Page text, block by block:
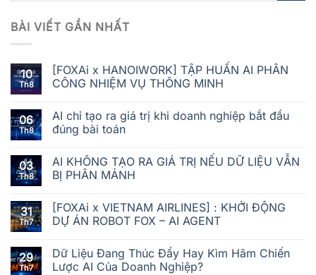
BÀI VIẾT GẦN NHẤT
10
Th8
[FOXAi x HANOIWORK] TẬP HUẤN AI PHÂN
CÔNG NHIỆM VỤ THÔNG MINH
06
Th8
AI chỉ tạo ra giá trị khi doanh nghiệp bắt đầu
đúng bài toán
03
Th8
AI KHÔNG TẠO RA GIÁ TRỊ NẾU DỮ LIỆU VẪN
BỊ PHÂN MẢNH
31
Th7
[FOXAi x VIETNAM AIRLINES] : KHỞI ĐỘNG
DỰ ÁN ROBOT FOX – AI AGENT
29
Th7
Dữ Liệu Đang Thúc Đẩy Hay Kìm Hãm Chiến
Lược AI Của Doanh Nghiệp?